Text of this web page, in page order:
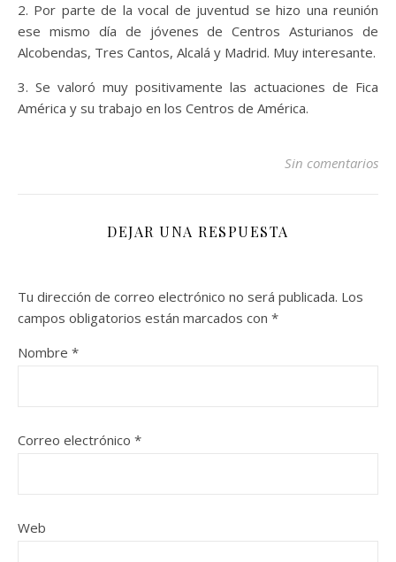
2. Por parte de la vocal de juventud se hizo una reunión
ese mismo día de jóvenes de Centros Asturianos de
Alcobendas, Tres Cantos, Alcalá y Madrid. Muy interesante.
3. Se valoró muy positivamente las actuaciones de Fica
América y su trabajo en los Centros de América.
Sin comentarios
DEJAR UNA RESPUESTA
Tu dirección de correo electrónico no será publicada. Los
campos obligatorios están marcados con *
Nombre *
Correo electrónico *
Web